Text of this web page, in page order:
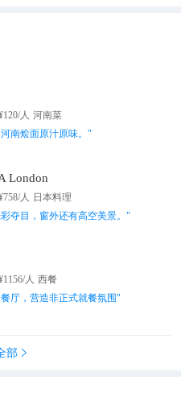
120/人 河南菜
南烩面原汁原味。 "
London
758/人 日本料理
夺目，窗外还有高空美景。 "
1156/人 西餐
厅，营造非正式就餐氛围"
部 